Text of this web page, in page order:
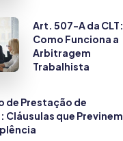
Art. 507-A da CLT:
Como Funciona a
Arbitragem
Trabalhista
de Prestação de
Cláusulas que Previnem